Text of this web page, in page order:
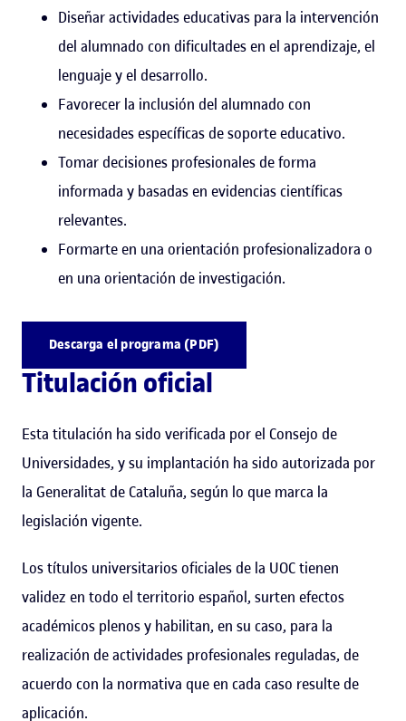
Diseñar actividades educativas para la intervención
del alumnado con dificultades en el aprendizaje, el
lenguaje y el desarrollo.
Favorecer la inclusión del alumnado con
necesidades específicas de soporte educativo.
Tomar decisiones profesionales de forma
informada y basadas en evidencias científicas
relevantes.
Formarte en una orientación profesionalizadora o
en una orientación de investigación.
Descarga el programa (PDF)
Titulación oficial
Esta titulación ha sido verificada por el Consejo de
Universidades, y su implantación ha sido autorizada por
la Generalitat de Cataluña, según lo que marca la
legislación vigente.
Los títulos universitarios oficiales de la UOC tienen
validez en todo el territorio español, surten efectos
académicos plenos y habilitan, en su caso, para la
realización de actividades profesionales reguladas, de
acuerdo con la normativa que en cada caso resulte de
aplicación.